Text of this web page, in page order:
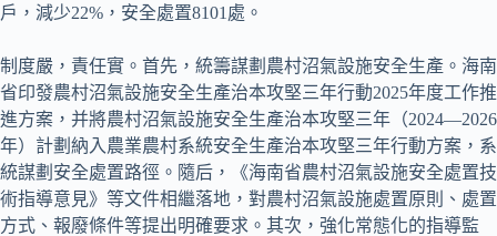
戶，減少22%，安全處置8101處。
制度嚴，責任實。首先，統籌謀劃農村沼氣設施安全生產。海南
省印發農村沼氣設施安全生產治本攻堅三年行動2025年度工作推
進方案，并將農村沼氣設施安全生產治本攻堅三年（2024—2026
年）計劃納入農業農村系統安全生產治本攻堅三年行動方案，系
統謀劃安全處置路徑。隨后，《海南省農村沼氣設施安全處置技
術指導意見》等文件相繼落地，對農村沼氣設施處置原則、處置
方式、報廢條件等提出明確要求。其次，強化常態化的指導監